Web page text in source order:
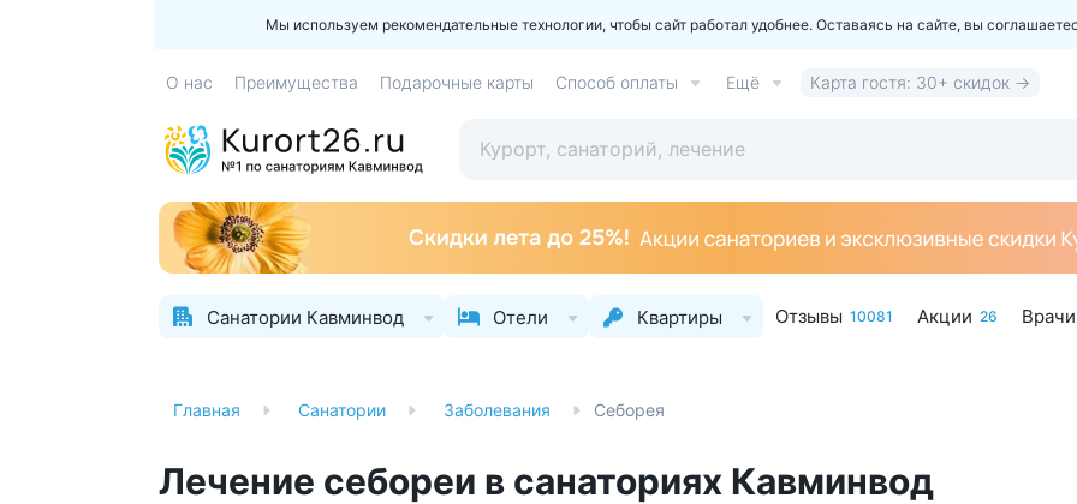
Мы используем рекомендательные технологии, чтобы сайт работал удобнее. Оставаясь на сайте, вы
О нас Преимущества Подарочные карты Способ оплаты Ещё Карта гостя: 30+ скидок →
Санатории Кавминвод Отели Квартиры Отзывы 10081 Акции 26 Врачи
Главная Санатории Заболевания Себорея
Лечение себореи в санаториях Кавминвод